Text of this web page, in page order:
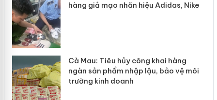
hàng giả mạo nhãn hiệu Adidas, Nike
Cà Mau: Tiêu hủy công khai hàng
ngàn sản phẩm nhập lậu, bảo vệ môi
trường kinh doanh